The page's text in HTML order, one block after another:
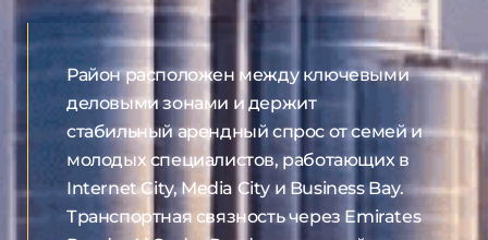
Район расположен между ключевыми
деловыми зонами и держит
стабильный арендный спрос от семей и
молодых специалистов, работающих в
Internet City, Media City и Business Bay.
Транспортная связность через Emirates